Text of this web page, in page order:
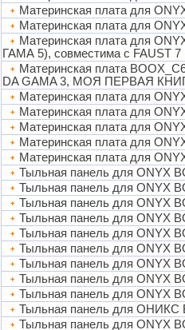
Материнская плата для
Материнская плата для
Материнская плата для
ГАМА 5), совместима с FAUST
Материнская плата
DA GAMA 3, МОЯ ПЕРВАЯ
Материнская плата для
Материнская плата для
Материнская плата для
Материнская плата для
Материнская плата для
Тыльная панель для ONYX
Тыльная панель для ONYX
Тыльная панель для ONYX
Тыльная панель для ONYX
Тыльная панель для ONYX
Тыльная панель для ONYX
Тыльная панель для ONYX
Тыльная панель для ONYX
Тыльная панель для ONYX
Тыльная панель для ОНИКС
Тыльная панель для ONYX